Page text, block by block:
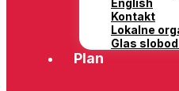
English
Kontakt
Lokalne
Glas
Plan